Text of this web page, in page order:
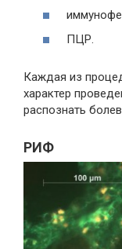
ПЦР.
Каждая из
характер
распознать
РИФ